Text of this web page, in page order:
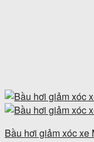
Bầu hơi giảm xóc xe